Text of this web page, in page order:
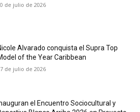
de julio de 2026
Alvarado conquista el Supra Top
of the Year Caribbean
de julio de 2026
el Encuentro Sociocultural y